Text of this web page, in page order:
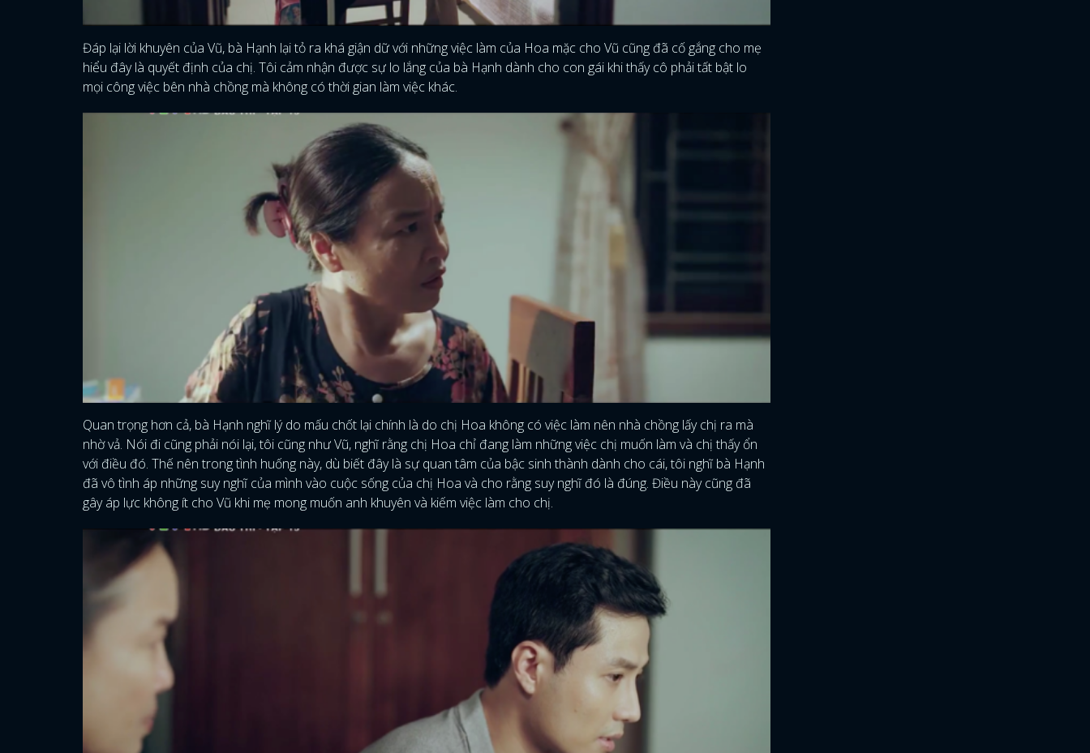
Đáp lại lời khuyên của Vũ, bà Hạnh lại tỏ ra khá giận dữ với những việc làm của Hoa mặc cho Vũ cũng đã cố gắng cho mẹ
hiểu đây là quyết định của chị. Tôi cảm nhận được sự lo lắng của bà Hạnh dành cho con gái khi thấy cô phải tất bật lo
mọi công việc bên nhà chồng mà không có thời gian làm việc khác.
Quan trọng hơn cả, bà Hạnh nghĩ lý do mấu chốt lại chính là do chị Hoa không có việc làm nên nhà chồng lấy chị ra mà
nhờ vả. Nói đi cũng phải nói lại, tôi cũng như Vũ, nghĩ rằng chị Hoa chỉ đang làm những việc chị muốn làm và chị thấy ổn
với điều đó. Thế nên trong tình huống này, dù biết đây là sự quan tâm của bậc sinh thành dành cho cái, tôi nghĩ bà Hạnh
đã vô tình áp những suy nghĩ của mình vào cuộc sống của chị Hoa và cho rằng suy nghĩ đó là đúng. Điều này cũng đã
gây áp lực không ít cho Vũ khi mẹ mong muốn anh khuyên và kiếm việc làm cho chị.